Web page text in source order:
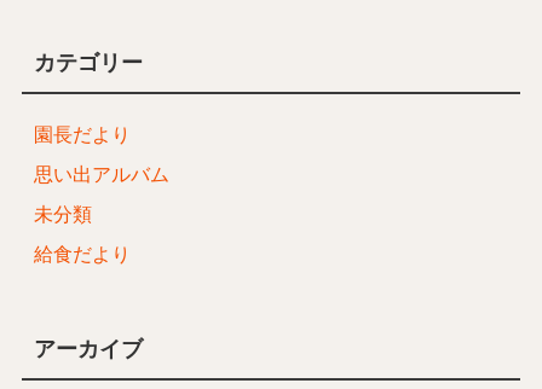
カテゴリー
園長だより
思い出アルバム
未分類
給食だより
アーカイブ